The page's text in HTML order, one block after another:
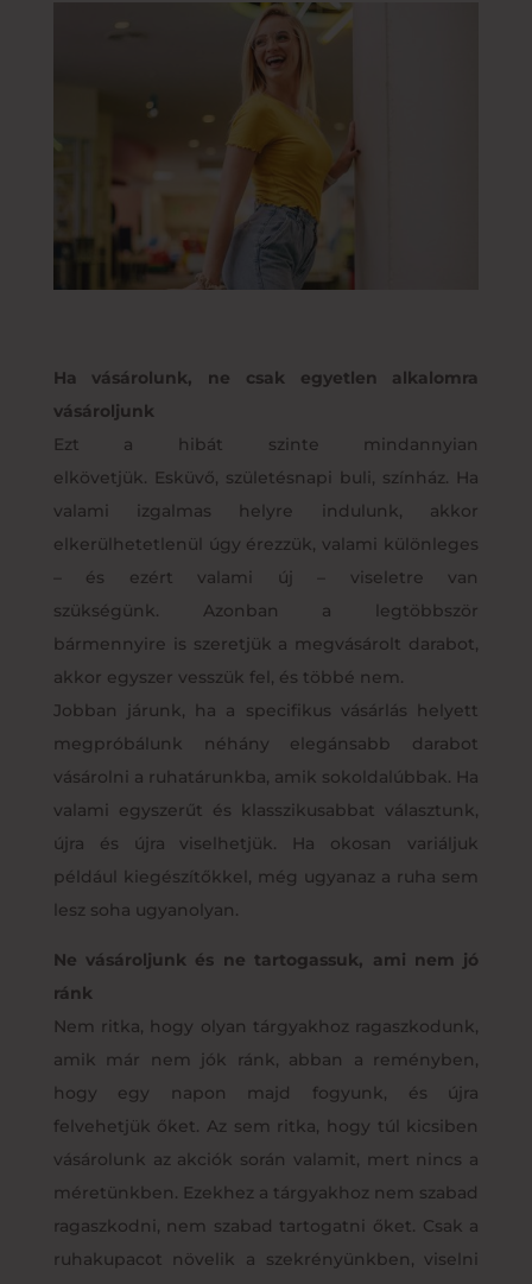
Ha vásárolunk, ne csak egyetlen alkalomra
vásároljunk
Ezt a hibát szinte mindannyian
elkövetjük. Esküvő, születésnapi buli, színház. Ha
valami izgalmas helyre indulunk, akkor
elkerülhetetlenül úgy érezzük, valami különleges
– és ezért valami új – viseletre van
szükségünk. Azonban a legtöbbször
bármennyire is szeretjük a megvásárolt darabot,
akkor egyszer vesszük fel, és többé nem.
Jobban járunk, ha a specifikus vásárlás helyett
megpróbálunk néhány elegánsabb darabot
vásárolni a ruhatárunkba, amik sokoldalúbbak. Ha
valami egyszerűt és klasszikusabbat választunk,
újra és újra viselhetjük. Ha okosan variáljuk
például kiegészítőkkel, még ugyanaz a ruha sem
lesz soha ugyanolyan.
Ne vásároljunk és ne tartogassuk, ami nem jó
ránk
Nem ritka, hogy olyan tárgyakhoz ragaszkodunk,
amik már nem jók ránk, abban a reményben,
hogy egy napon majd fogyunk, és újra
felvehetjük őket. Az sem ritka, hogy túl kicsiben
vásárolunk az akciók során valamit, mert nincs a
méretünkben. Ezekhez a tárgyakhoz nem szabad
ragaszkodni, nem szabad tartogatni őket. Csak a
ruhakupacot növelik a szekrényünkben, viselni